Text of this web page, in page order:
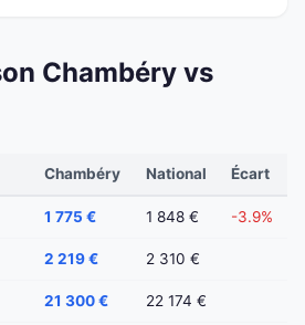
Chambéry vs
Chambéry National Écart
1 775 € 1 848 € -3.9%
2 219 € 2 310 €
21 300 € 22 174 €